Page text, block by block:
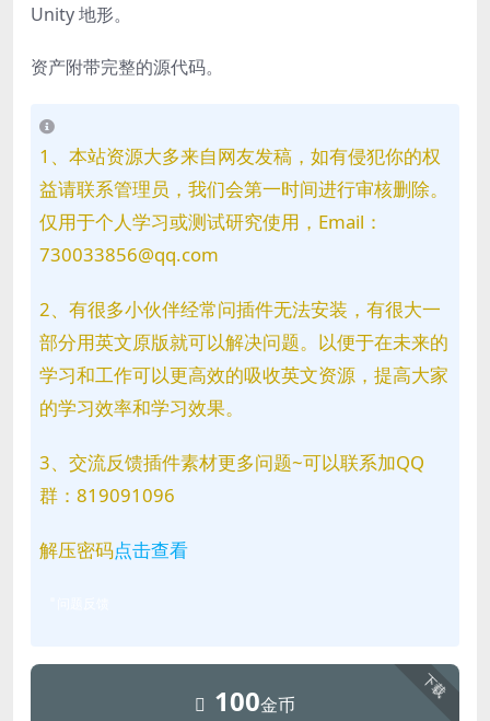
Unity 地形。
资产附带完整的源代码。
1、本站资源大多来自网友发稿，如有侵犯你的权
益请联系管理员，我们会第一时间进行审核删除。
仅用于个人学习或测试研究使用，Email：
730033856@qq.com
2、有很多小伙伴经常问插件无法安装，有很大一
部分用英文原版就可以解决问题。以便于在未来的
学习和工作可以更高效的吸收英文资源，提高大家
的学习效率和学习效果。
3、交流反馈插件素材更多问题~可以联系加QQ
群：819091096
解压密码点击查看
下载
100金币